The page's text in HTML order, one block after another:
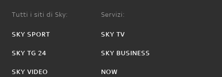
Tutti i siti di Sky:
SKY SPORT
SKY TG 24
SKY VIDEO
Servizi:
SKY TV
SKY BUSINESS
NOW